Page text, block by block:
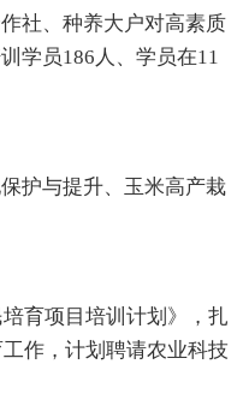
社、种养大户对高素质
学员186人、学员在11
护与提升、玉米高产栽
育项目培训计划》，扎
作，计划聘请农业科技